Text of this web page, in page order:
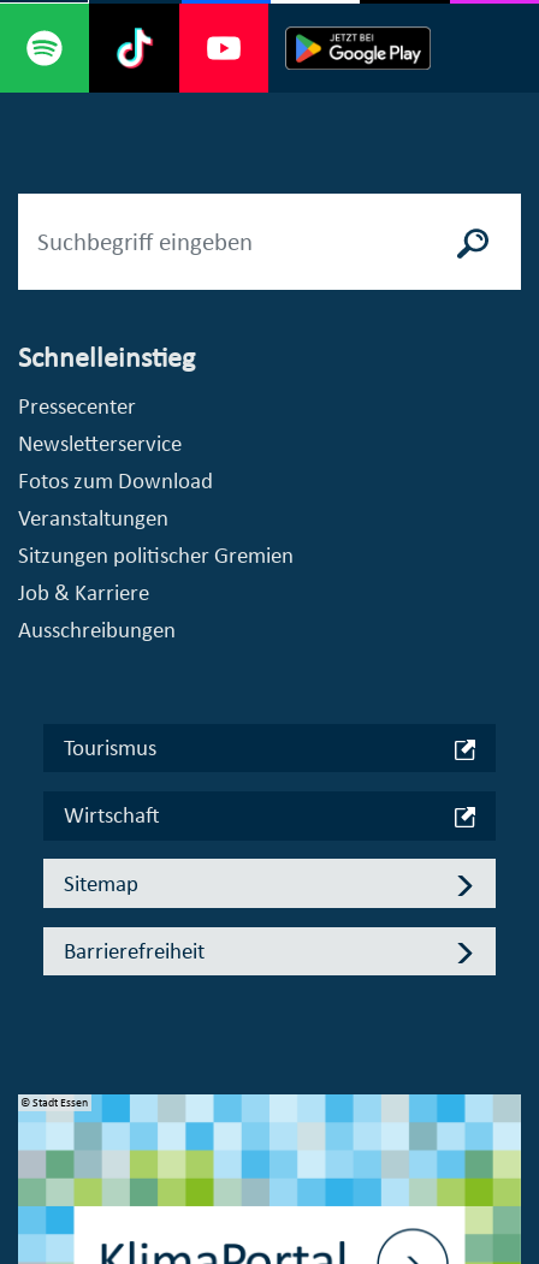
Schnelleinstieg
Pressecenter
Newsletterservice
Fotos zum Download
Veranstaltungen
Sitzungen politischer Gremien
Job & Karriere
Ausschreibungen
Tourismus
Wirtschaft
Sitemap
Barrierefreiheit
© Stadt Essen